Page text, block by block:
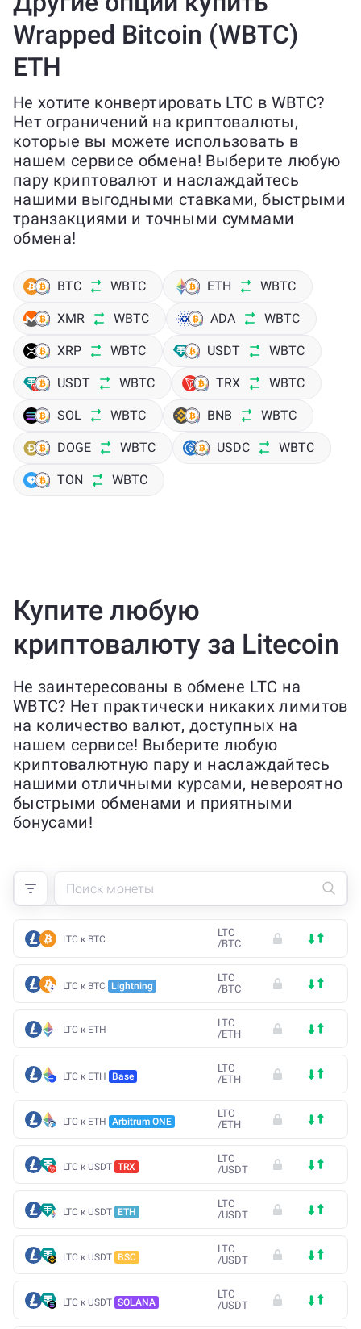
Wrapped Bitcoin (WBTC)
ETH
Не хотите конвертировать LTC в WBTC?
Нет ограничений на криптовалюты,
которые вы можете использовать в
нашем сервисе обмена! Выберите любую
пару криптовалют и наслаждайтесь
нашими выгодными ставками, быстрыми
транзакциями и точными суммами
обмена!
BTC WBTC ETH WBTC
XMR WBTC ADA WBTC
XRP WBTC USDT WBTC
USDT WBTC TRX WBTC
SOL WBTC BNB WBTC
DOGE WBTC USDC WBTC
TON WBTC
Купите любую
криптовалюту за Litecoin
Не заинтересованы в обмене LTC на
WBTC? Нет практически никаких лимитов
на количество валют, доступных на
нашем сервисе! Выберите любую
криптовалютную пару и наслаждайтесь
нашими отличными курсами, невероятно
быстрыми обменами и приятными
бонусами!
LTC к BTC
LTC
/BTC
LTC к BTC Lightning
LTC
/BTC
LTC к ETH
LTC
/ETH
LTC к ETH Base
LTC
/ETH
LTC к ETH Arbitrum ONE
LTC
/ETH
LTC к USDT TRX
LTC
/USDT
LTC к USDT ETH
LTC
/USDT
LTC к USDT BSC
LTC
/USDT
LTC к USDT SOLANA
LTC
/USDT